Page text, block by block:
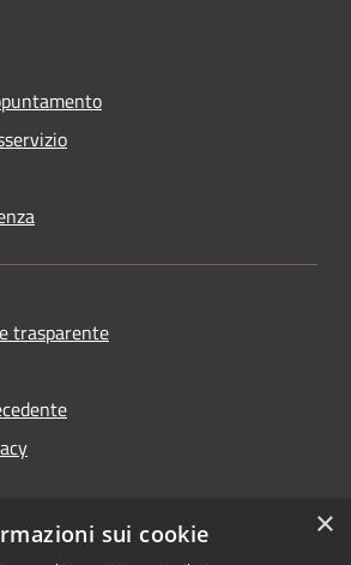
trasparente
×
sui cookie